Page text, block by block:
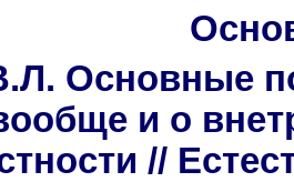
Основные
и о
//